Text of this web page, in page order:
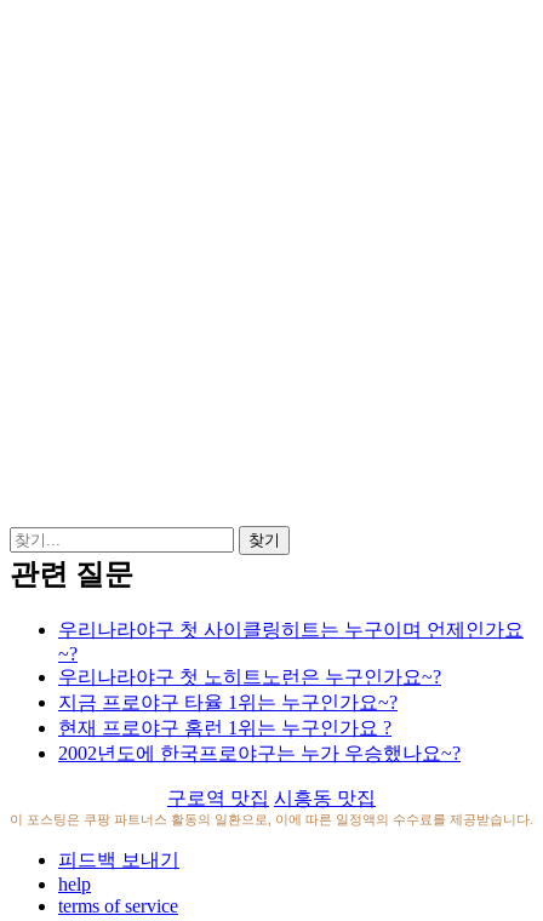
관련 질문
우리나라야구 첫 사이클링히트는 누구이며 언제인가요
~?
우리나라야구 첫 노히트노런은 누구인가요~?
지금 프로야구 타율 1위는 누구인가요~?
현재 프로야구 홈런 1위는 누구인가요 ?
2002년도에 한국프로야구는 누가 우승했나요~?
구로역 맛집 시흥동 맛집
이 포스팅은 쿠팡 파트너스 활동의 일환으로, 이에 따른 일정액의 수수료를 제공받습니다.
피드백 보내기
help
terms of service